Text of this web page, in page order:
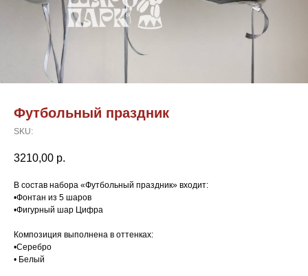
Футбольный праздник
SKU:
3210,00 р.
В состав набора «Футбольный праздник» входит:
•Фонтан из 5 шаров
•Фигурный шар Цифра
Композиция выполнена в оттенках:
•Серебро
• Белый